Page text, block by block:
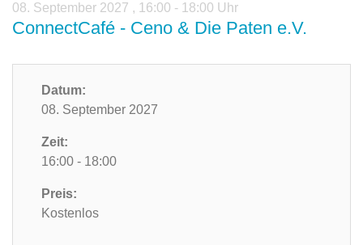
08. September 2027 , 16:00 - 18:00 Uhr
ConnectCafé - Ceno & Die Paten e.V.
Datum:
08. September 2027
Zeit:
16:00 - 18:00
Preis:
Kostenlos